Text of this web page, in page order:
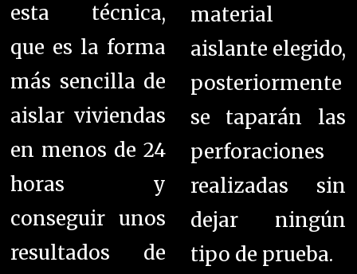
esta técnica,
que es la forma
más sencilla de
aislar viviendas
en menos de 24
horas y
conseguir unos
resultados de
material
aislante elegido,
posteriormente
se taparán las
perforaciones
realizadas sin
dejar ningún
tipo de prueba.